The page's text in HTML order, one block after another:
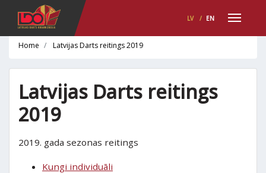
LV / EN
Home Latvijas Darts reitings 2019
Latvijas Darts reitings
2019
2019. gada sezonas reitings
Kungi individuāli